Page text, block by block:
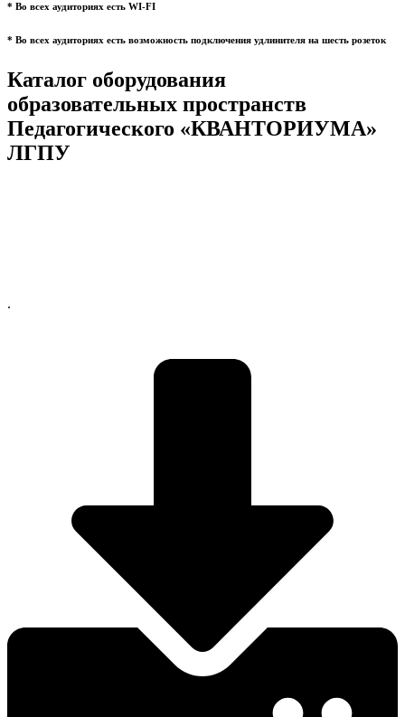
* Во всех аудиториях есть WI-FI
* Во всех аудиториях есть возможность подключения удлинителя на шесть розеток
Каталог оборудования
образовательных пространств
Педагогического «КВАНТОРИУМА»
ЛГПУ
.